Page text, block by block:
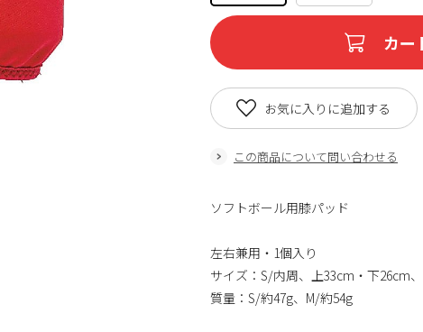
カー
この商品について問い合わせる
お気に入りに追加する
ソフトボール用膝パッド
左右兼用・1個入り
サイズ：S/内周、上33cm・下26cm
質量：S/約47g、M/約54g